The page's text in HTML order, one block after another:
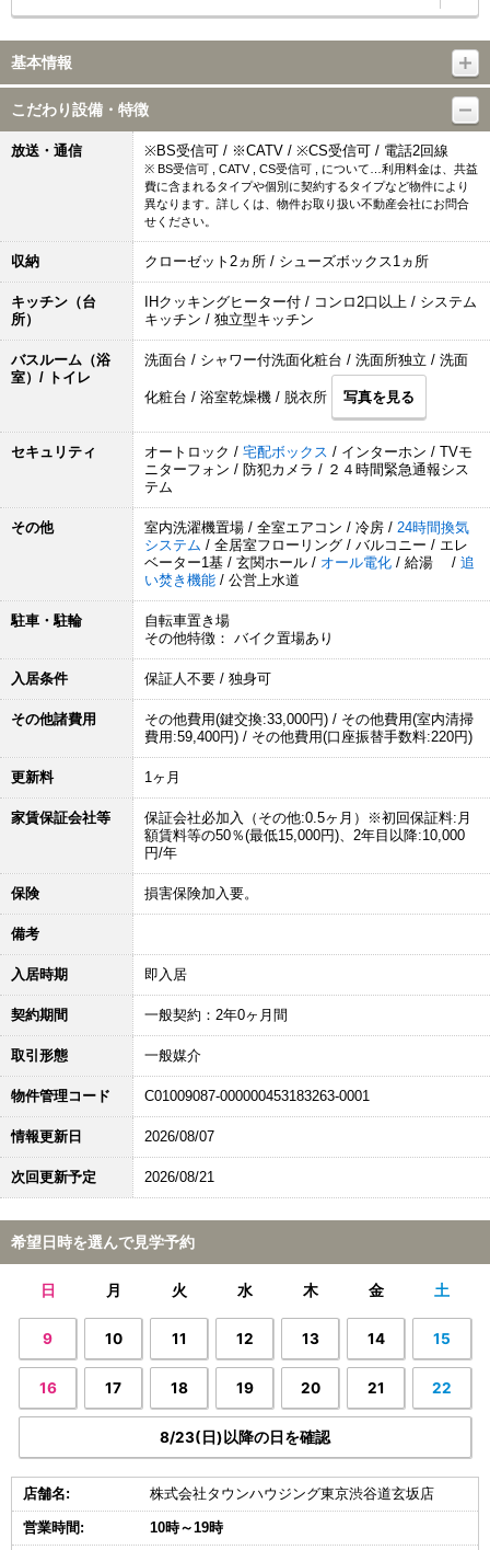
基本情報
こだわり設備・特徴
放送・通信 ※BS受信可 / ※CATV / ※CS受信可 / 電話2回線
※ BS受信可 , CATV , CS受信可 , について…利用料金は、共益
費に含まれるタイプや個別に契約するタイプなど物件により
異なります。詳しくは、物件お取り扱い不動産会社にお問合
せください。
収納 クローゼット2ヵ所 / シューズボックス1ヵ所
キッチン（台
所）
IHクッキングヒーター付 / コンロ2口以上 / システム
キッチン / 独立型キッチン
バスルーム（浴
室）/ トイレ
洗面台 / シャワー付洗面化粧台 / 洗面所独立 / 洗面
化粧台 / 浴室乾燥機 / 脱衣所 写真を見る
セキュリティ オートロック / 宅配ボックス / インターホン / TVモ
ニターフォン / 防犯カメラ / ２４時間緊急通報シス
テム
その他 室内洗濯機置場 / 全室エアコン / 冷房 / 24時間換気
システム / 全居室フローリング / バルコニー / エレ
ベーター1基 / 玄関ホール / オール電化 / 給湯 / 追
い焚き機能 / 公営上水道
駐車・駐輪
自転車置き場
その他特徴： バイク置場あり
入居条件 保証人不要 / 独身可
その他諸費用
その他費用(鍵交換:33,000円) / その他費用(室内清掃
費用:59,400円) / その他費用(口座振替手数料:220円)
更新料 1ヶ月
家賃保証会社等
保証会社必加入（その他:0.5ヶ月）※初回保証料:月
額賃料等の50％(最低15,000円)、2年目以降:10,000
円/年
保険 損害保険加入要。
備考
入居時期 即入居
契約期間 一般契約：2年0ヶ月間
取引形態 一般媒介
物件管理コード C01009087-000000453183263-0001
情報更新日 2026/08/07
次回更新予定 2026/08/21
希望日時を選んで見学予約
日 月 火 水 木 金 土
9 10 11 12 13 14 15
16 17 18 19 20 21 22
8/23(日)以降の日を確認
店舗名: 株式会社タウンハウジング東京渋谷道玄坂店
営業時間: 10時～19時